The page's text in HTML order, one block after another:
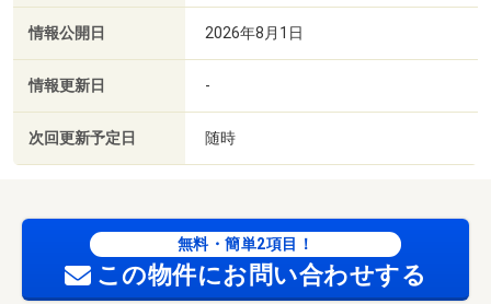
情報公開日 2026年8月1日
情報更新日 -
次回更新予定日 随時
無料・簡単2項目！
この物件にお問い合わせする